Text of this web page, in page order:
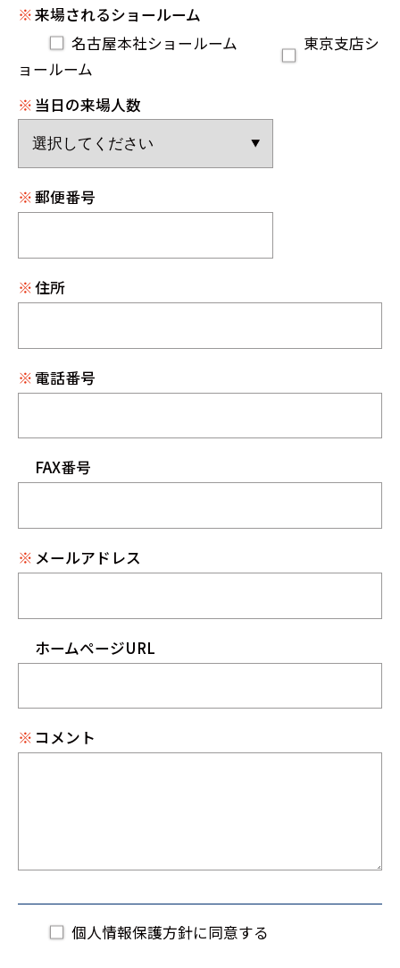
※来場されるショールーム
名古屋本社ショールーム
東京支店シ
ョールーム
※ 当日の来場人数
※郵便番号
※住所
※ 電話番号
FAX番号
※ メールアドレス
ホームページURL
※ コメント
個人情報保護方針に同意する